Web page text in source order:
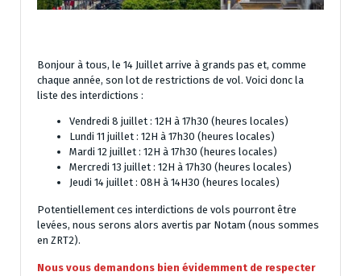
Bonjour à tous, le 14 Juillet arrive à grands pas et, comme
chaque année, son lot de restrictions de vol. Voici donc la
liste des interdictions :
Vendredi 8 juillet : 12H à 17h30 (heures locales)
Lundi 11 juillet : 12H à 17h30 (heures locales)
Mardi 12 juillet : 12H à 17h30 (heures locales)
Mercredi 13 juillet : 12H à 17h30 (heures locales)
Jeudi 14 juillet : 08H à 14H30 (heures locales)
Potentiellement ces interdictions de vols pourront être
levées, nous serons alors avertis par Notam (nous sommes
en ZRT2).
Nous vous demandons bien évidemment de respecter